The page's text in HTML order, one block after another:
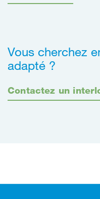
Vous cherchez
adapté ?
Contactez un